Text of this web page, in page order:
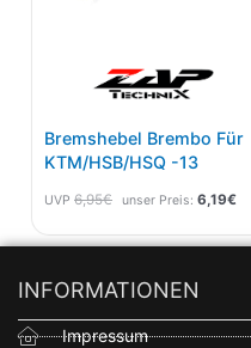
Bremshebel Brembo Für
KTM/HSB/HSQ -13
UVP 6,95€ unser Preis: 6,19€
INFORMATIONEN
Impressum